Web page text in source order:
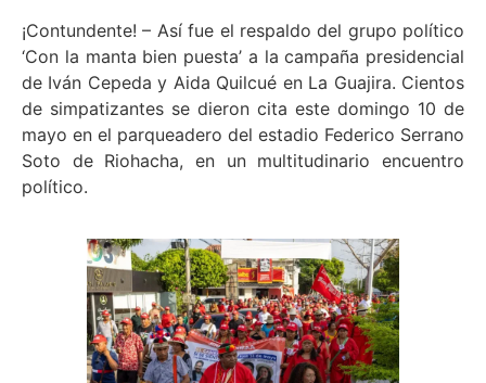
¡Contundente! – Así fue el respaldo del grupo político
‘Con la manta bien puesta’ a la campaña presidencial
de Iván Cepeda y Aida Quilcué en La Guajira. Cientos
de simpatizantes se dieron cita este domingo 10 de
mayo en el parqueadero del estadio Federico Serrano
Soto de Riohacha, en un multitudinario encuentro
político.